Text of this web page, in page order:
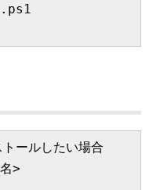
ールしたい場合
>